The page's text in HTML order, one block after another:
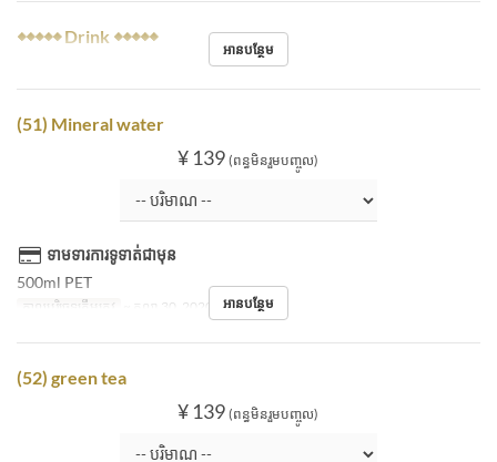
◆◆◆◆◆ Drink ◆◆◆◆◆
អានបន្ថែម
(51) Mineral water
¥ 139 (ពន្ធមិនរួមបញ្ចូល)
ទាមទារការទូទាត់ជាមុន
500ml PET
កាលបរិច្ឆេទត្រឹមត្រូវ ~ តុលា 30, 2020 អានបន្ថែម
(52) green tea
¥ 139 (ពន្ធមិនរួមបញ្ចូល)